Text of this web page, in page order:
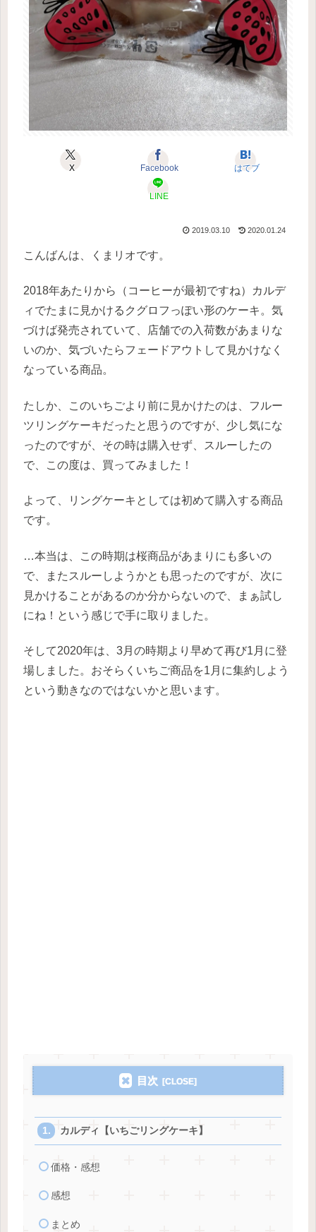
X Facebook はてブ
LINE
2019.03.10 2020.01.24
こんばんは、くまリオです。
2018年あたりから（コーヒーが最初ですね）カルデ
ィでたまに見かけるクグロフっぽい形のケーキ。気
づけば発売されていて、店舗での入荷数があまりな
いのか、気づいたらフェードアウトして見かけなく
なっている商品。
たしか、このいちごより前に見かけたのは、フルー
ツリングケーキだったと思うのですが、少し気にな
ったのですが、その時は購入せず、スルーしたの
で、この度は、買ってみました！
よって、リングケーキとしては初めて購入する商品
です。
…本当は、この時期は桜商品があまりにも多いの
で、またスルーしようかとも思ったのですが、次に
見かけることがあるのか分からないので、まぁ試し
にね！という感じで手に取りました。
そして2020年は、3月の時期より早めて再び1月に登
場しました。おそらくいちご商品を1月に集約しよう
という動きなのではないかと思います。
目次
カルディ【いちごリングケーキ】
価格・感想
感想
まとめ